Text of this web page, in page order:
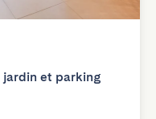
jardin et parking